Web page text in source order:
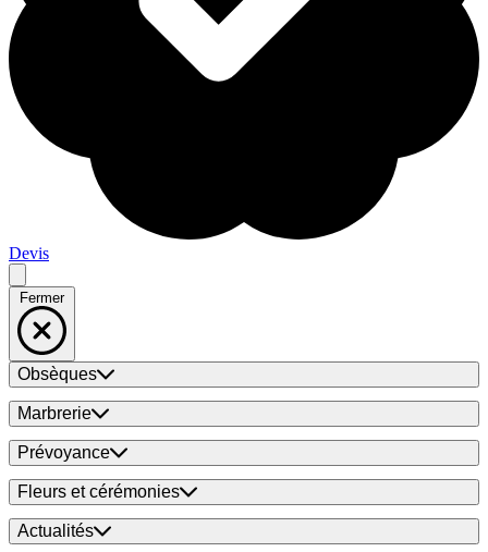
Devis
Fermer
Obsèques
Marbrerie
Prévoyance
Fleurs et cérémonies
Actualités